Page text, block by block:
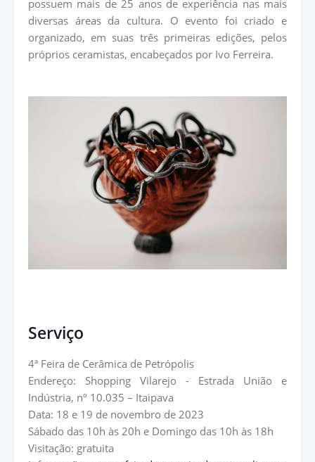
possuem mais de 25 anos de experiência nas mais
diversas áreas da cultura. O evento foi criado e
organizado, em suas três primeiras edições, pelos
próprios ceramistas, encabeçados por Ivo Ferreira.
Serviço
4ª Feira de Cerâmica de Petrópolis
Endereço: Shopping Vilarejo - Estrada União e
Indústria, nº 10.035 – Itaipava
Data: 18 e 19 de novembro de 2023
Sábado das 10h às 20h e Domingo das 10h às 18h
Visitação: gratuita